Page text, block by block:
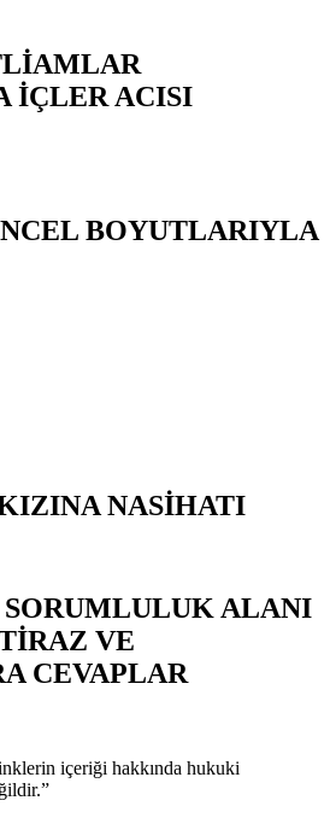
İÇLER ACISI
BOYUTLARIYLA
NASİHATI
ALANI
VE
CEVAPLAR
içeriği hakkında hukuki